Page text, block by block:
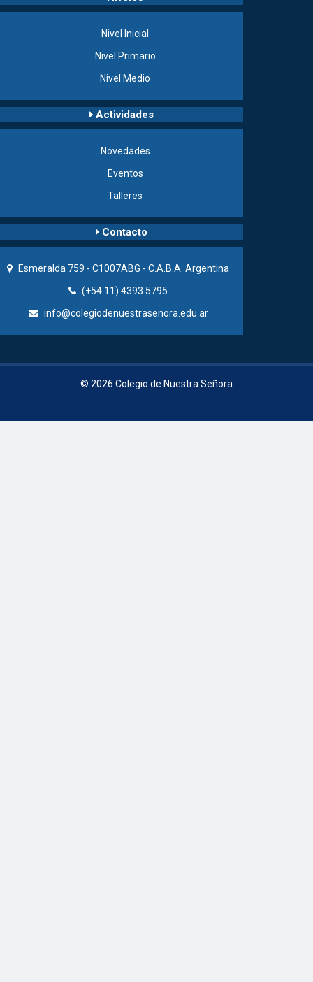
Nivel Inicial
Nivel Primario
Nivel Medio
Actividades
Novedades
Eventos
Talleres
Contacto
Esmeralda 759 - C1007ABG - C.A.B.A. Argentina
(+54 11) 4393 5795
info@colegiodenuestrasenora.edu.ar
© 2026 Colegio de Nuestra Señora